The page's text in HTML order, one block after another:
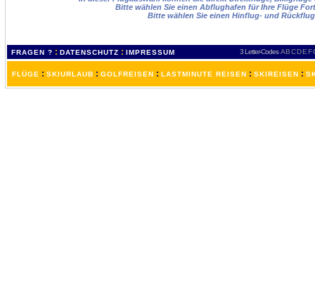
Bitte wählen Sie einen Abflughafen für Ihre Flüge
Bitte wählen Sie einen Hinflug- und
FRAGEN ? : DATENSCHUTZ : IMPRESSUM 3 Letter-Codes ABCDEF
FLÜGE : SKIURLAUB : GOLFREISEN : LASTMINUTE REISEN : SKIREISEN :